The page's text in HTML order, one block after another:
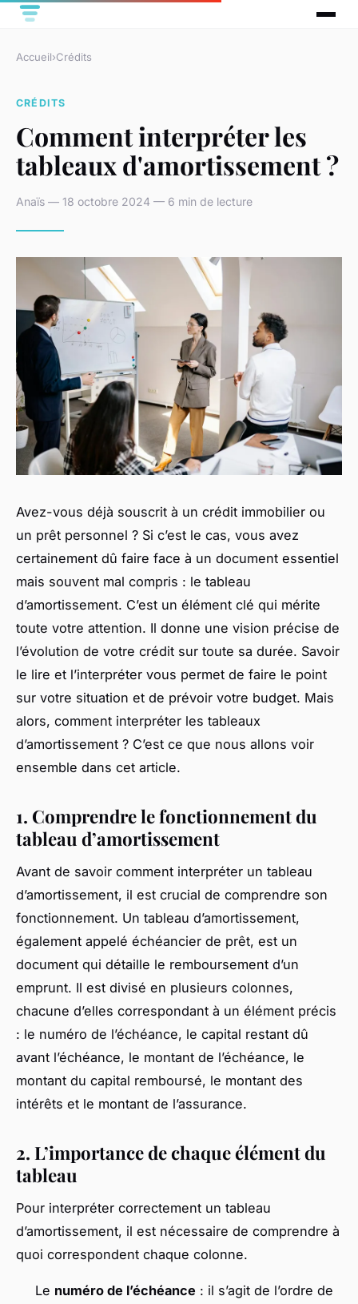
Accueil›Crédits
CRÉDITS
Comment interpréter les
tableaux d'amortissement ?
Anaïs — 18 octobre 2024 — 6 min de lecture
Avez-vous déjà souscrit à un crédit immobilier ou
un prêt personnel ? Si c’est le cas, vous avez
certainement dû faire face à un document essentiel
mais souvent mal compris : le tableau
d’amortissement. C’est un élément clé qui mérite
toute votre attention. Il donne une vision précise de
l’évolution de votre crédit sur toute sa durée. Savoir
le lire et l’interpréter vous permet de faire le point
sur votre situation et de prévoir votre budget. Mais
alors, comment interpréter les tableaux
d’amortissement ? C’est ce que nous allons voir
ensemble dans cet article.
1. Comprendre le fonctionnement du
tableau d’amortissement
Avant de savoir comment interpréter un tableau
d’amortissement, il est crucial de comprendre son
fonctionnement. Un tableau d’amortissement,
également appelé échéancier de prêt, est un
document qui détaille le remboursement d’un
emprunt. Il est divisé en plusieurs colonnes,
chacune d’elles correspondant à un élément précis
: le numéro de l’échéance, le capital restant dû
avant l’échéance, le montant de l’échéance, le
montant du capital remboursé, le montant des
intérêts et le montant de l’assurance.
2. L’importance de chaque élément du
tableau
Pour interpréter correctement un tableau
d’amortissement, il est nécessaire de comprendre à
quoi correspondent chaque colonne.
Le numéro de l’échéance : il s’agit de l’ordre de